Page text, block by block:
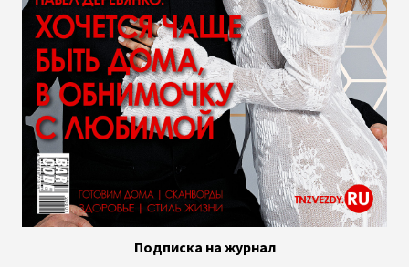
Подписка на журнал